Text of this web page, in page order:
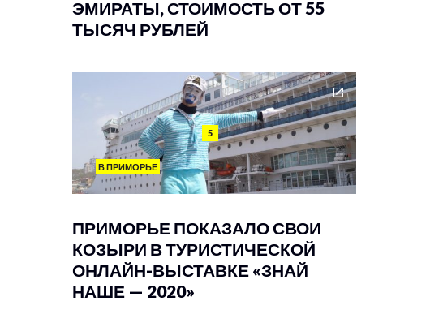
ЭМИРАТЫ, СТОИМОСТЬ ОТ 55
ТЫСЯЧ РУБЛЕЙ
5
В ПРИМОРЬЕ
ПРИМОРЬЕ ПОКАЗАЛО СВОИ
КОЗЫРИ В ТУРИСТИЧЕСКОЙ
ОНЛАЙН-ВЫСТАВКЕ «ЗНАЙ
НАШЕ — 2020»